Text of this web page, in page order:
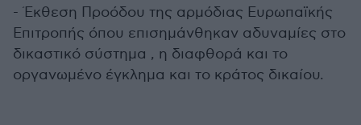
- Έκθεση Προόδου της αρμόδιας Ευρωπαϊκής
Επιτροπής όπου επισημάνθηκαν αδυναμίες στο
δικαστικό σύστημα , η διαφθορά και το
οργανωμένο έγκλημα και το κράτος δικαίου.